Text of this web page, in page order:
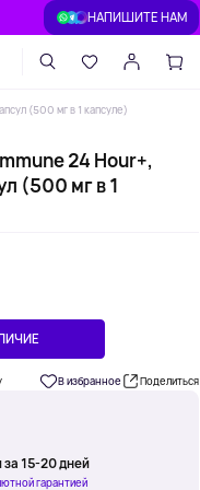
НАПИШИТЕ НАМ
(500 мг в 1 капсуле)
24 Hour+,
(500 мг в 1
В избранное Поделиться
15-20 дней
гарантией